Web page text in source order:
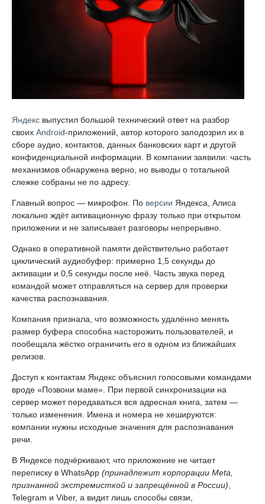
Яндекс выпустил большой технический ответ на разбор
своих Android-приложений, автор которого заподозрил их в
сборе аудио, контактов, данных банковских карт и другой
конфиденциальной информации. В компании заявили: часть
механизмов обнаружена верно, но выводы о тотальной
слежке собраны не по адресу.
Главный вопрос — микрофон. По версии Яндекса, Алиса
локально ждёт активационную фразу только при открытом
приложении и не записывает разговоры непрерывно.
Однако в оперативной памяти действительно работает
циклический аудиобуфер: примерно 1,5 секунды до
активации и 0,5 секунды после неё. Часть звука перед
командой может отправляться на сервер для проверки
качества распознавания.
Компания признала, что возможность удалённо менять
размер буфера способна насторожить пользователей, и
пообещала жёстко ограничить его в одном из ближайших
релизов.
Доступ к контактам Яндекс объяснил голосовыми командами
вроде «Позвони маме». При первой синхронизации на
сервер может передаваться вся адресная книга, затем —
только изменения. Имена и номера не хешируются:
компании нужны исходные значения для распознавания
речи.
В Яндексе подчёркивают, что приложение не читает
переписку в WhatsApp (принадлежит корпорации Meta,
признанной экстремисткой и запрещённой в России)
Telegram и Viber, а видит лишь способы связи,